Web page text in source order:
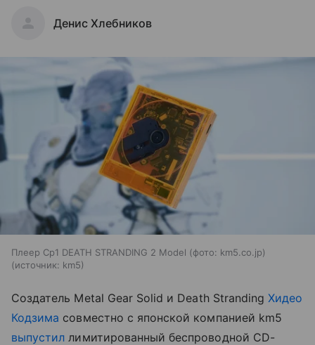
Денис Хлебников
Плеер Cp1 DEATH STRANDING 2 Model (фото: km5.co.jp)
источник: km5
Создатель Metal Gear Solid и Death StrandingХидео
Кодзима совместно с японской компанией km5
выпустил лимитированный беспроводной CD-